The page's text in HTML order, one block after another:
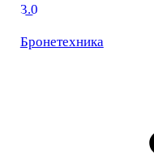
3.0
Бронетехника